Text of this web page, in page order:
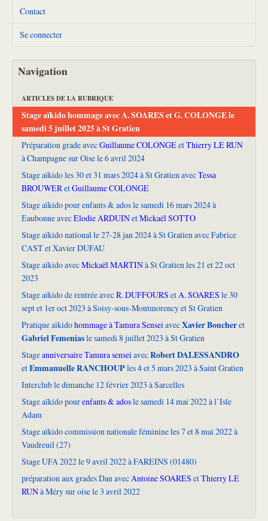
Contact
Se connecter
Navigation
ARTICLES DE LA RUBRIQUE
Stage aïkido hommage avec A. SOARES et G. COLONGE le
samedi 5 juillet 2025 à St Gratien
Préparation grade avecGuillaume COLONGEetThierry LE RUN
à Champagne sur Oise le 6 avril 2024
Stage aïkido les 30 et 31 mars 2024 à St Gratien avecTessa
BROUWERetGuillaume COLONGE
Stage aïkido pour enfants & ados le samedi 16 mars 2024 à
Eaubonne avecElodie ARDUINetMickaël SOTTO
Stage aïkido national le 27-28 jan 2024 à St Gratien avec Fabrice
CAST et Xavier DUFAU
Stage aïkido avecMickaël MARTINà St Gratien les 21 et 22 oct
2023
Stage aïkido de rentrée avecR. DUFFOURS etA. SOARES le 30
sept et 1er oct 2023 à Soisy-sous-Montmorency et St Gratien
Pratique aïkidohommage à Tamura SenseiavecXavier Boucheret
Gabriel Femeniasle samedi 8 juillet 2023 à St Gratien
Stageanniversaire Tamura senseiavecRobert DALESSANDRO
etEmmanuelle RANCHOUPles 4 et 5 mars 2023 à Saint Gratien
Interclub le dimanche 12 février 2023 à Sarcelles
Stage aïkido pourenfants & adosle samedi 14 mai 2022 à l’Isle
Adam
Stage aïkido commission nationale féminine les 7 et 8 mai 2022 à
Vaudreuil (27)
Stage UFA 2022 le 9 avril 2022 à FAREINS (01480)
préparation aux grades Dan avecAntoine SOARES etThierry LE
RUNà Méry sur oise le 3 avril 2022